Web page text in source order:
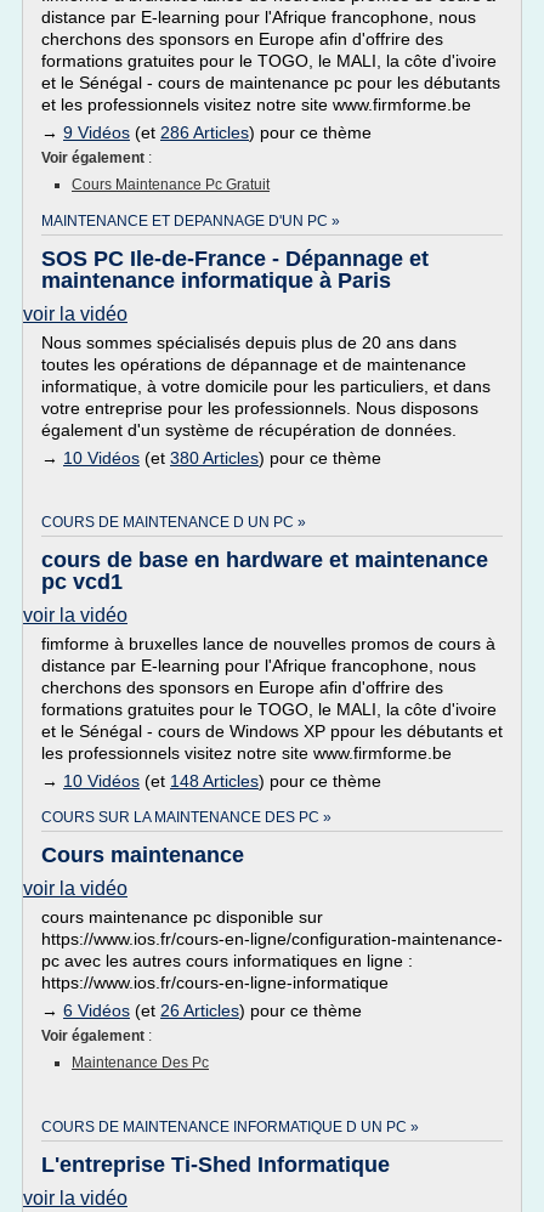
distance par E-learning pour l'Afrique francophone, nous
cherchons des sponsors en Europe afin d'offrire des
formations gratuites pour le TOGO, le MALI, la côte d'ivoire
et le Sénégal - cours de maintenance pc pour les débutants
et les professionnels visitez notre site www.firmforme.be
→ 9 Vidéos (et 286 Articles) pour ce thème
Voir également :
Cours Maintenance Pc Gratuit
MAINTENANCE ET DEPANNAGE D'UN PC »
SOS PC Ile-de-France - Dépannage et
maintenance informatique à Paris
voir la vidéo
Nous sommes spécialisés depuis plus de 20 ans dans
toutes les opérations de dépannage et de maintenance
informatique, à votre domicile pour les particuliers, et dans
votre entreprise pour les professionnels. Nous disposons
également d'un système de récupération de données.
→ 10 Vidéos (et 380 Articles) pour ce thème
COURS DE MAINTENANCE D UN PC »
cours de base en hardware et maintenance
pc vcd1
voir la vidéo
fimforme à bruxelles lance de nouvelles promos de cours à
distance par E-learning pour l'Afrique francophone, nous
cherchons des sponsors en Europe afin d'offrire des
formations gratuites pour le TOGO, le MALI, la côte d'ivoire
et le Sénégal - cours de Windows XP ppour les débutants et
les professionnels visitez notre site www.firmforme.be
→ 10 Vidéos (et 148 Articles) pour ce thème
COURS SUR LA MAINTENANCE DES PC »
Cours maintenance
voir la vidéo
cours maintenance pc disponible sur
https://www.ios.fr/cours-en-ligne/configuration-maintenance-
pc avec les autres cours informatiques en ligne :
https://www.ios.fr/cours-en-ligne-informatique
→ 6 Vidéos (et 26 Articles) pour ce thème
Voir également :
Maintenance Des Pc
COURS DE MAINTENANCE INFORMATIQUE D UN PC »
L'entreprise Ti-Shed Informatique
voir la vidéo